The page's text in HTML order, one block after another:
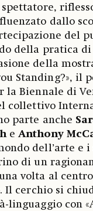
dallo
del
della pratica
della
Standing?», il
la Biennale di
collettivo
parte anche
eAnthony
dell’arte e
di un
volta al
Il cerchio si
linguaggio con